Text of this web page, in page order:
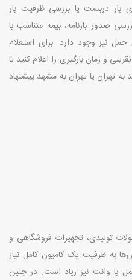
بار دربست یا بررسی ظرفیت بار
صدور بارنامه، بیمه متناسب با
حمل نیز وجود دارد. برای استعلام
و زمان بارگیری را اعلام کنید تا
تهران یا تهران به مشهد پیشنهاد
تولیدی، تجهیزات فروشگاهی و
به ظرفیت یک کامیون کامل نیاز
با وانت نیز زیاد است. در چنین